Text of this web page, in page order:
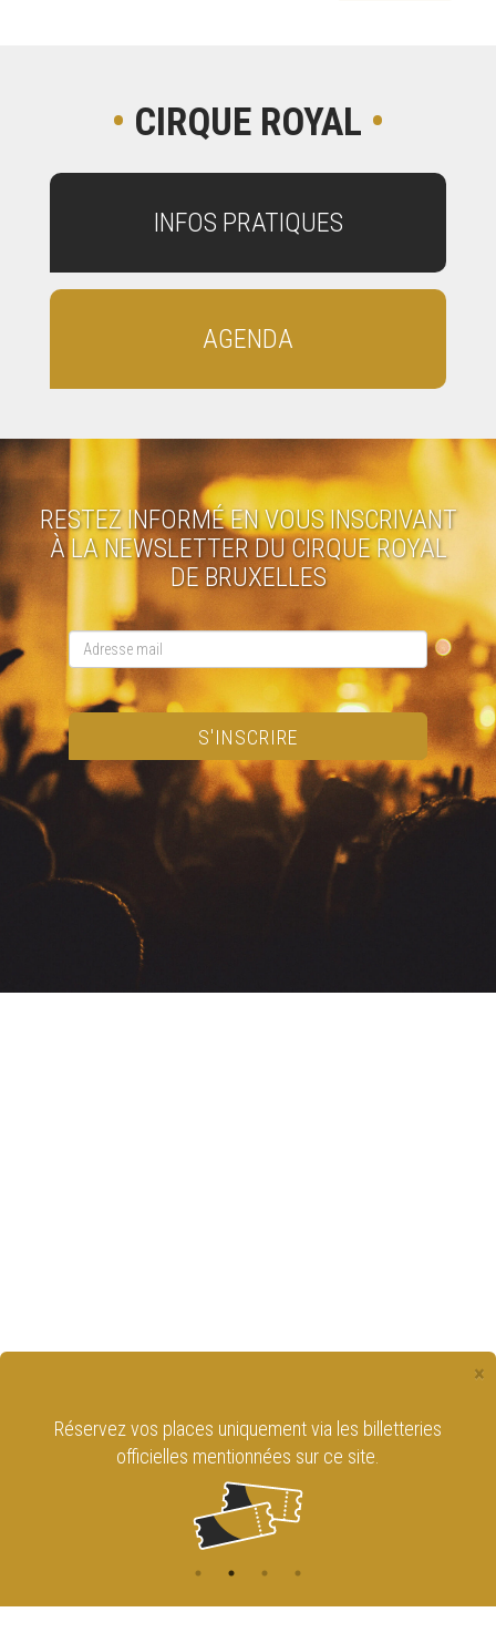
• CIRQUE ROYAL •
INFOS PRATIQUES
AGENDA
RESTEZ INFORMÉ EN VOUS INSCRIVANT
À LA NEWSLETTER DU CIRQUE ROYAL
DE BRUXELLES
S'INSCRIRE
×
Réservez vos places uniquement via les billetteries
officielles mentionnées sur ce site.